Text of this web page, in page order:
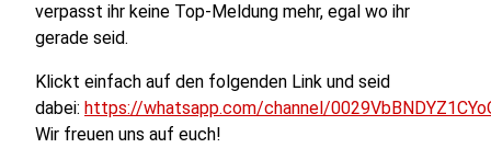
verpasst ihr keine Top-Meldung mehr, egal wo ihr
gerade seid.
Klickt einfach auf den folgenden Link und seid
dabei: https://whatsapp.com/channel/
Wir freuen uns auf euch!